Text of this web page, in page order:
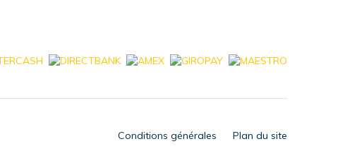
Conditions générales Plan du site